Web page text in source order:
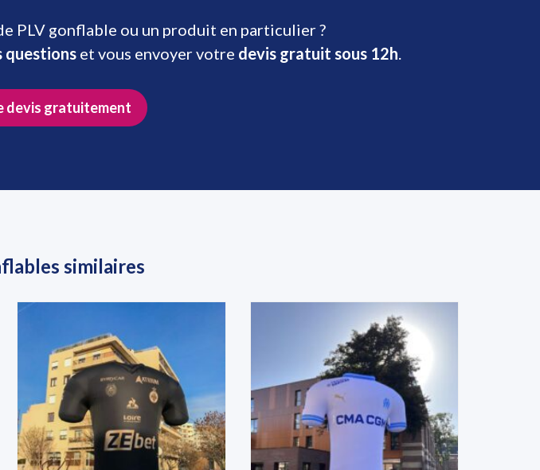
PLV gonflable ou un produit en particulier ?
questions et vous envoyer votre devis gratuit sous 12h.
devis gratuitement
similaires